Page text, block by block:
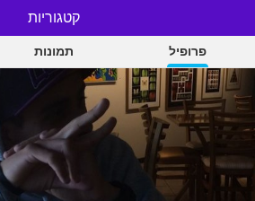
MARINA24101995
פרופיל תמונות
קטגוריות